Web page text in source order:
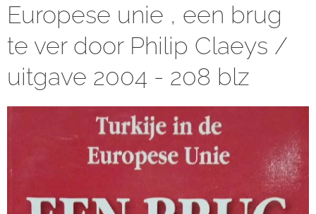
Europese unie , een brug
te ver door Philip Claeys /
uitgave 2004 - 208 blz